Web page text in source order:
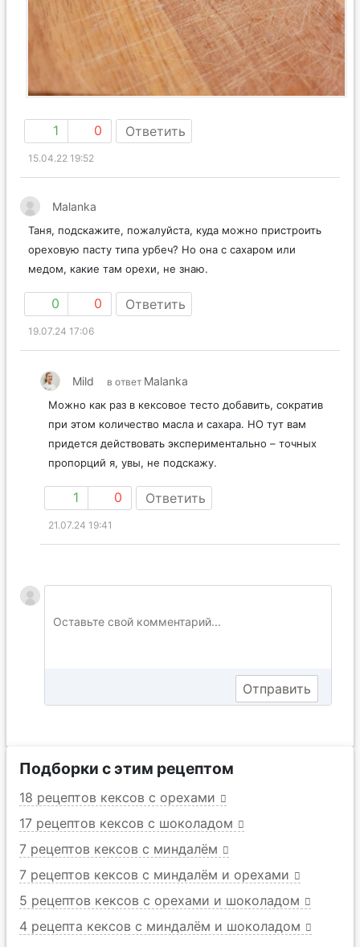
1 0 Ответить
15.04.22 19:52
Malanka
Таня, подскажите, пожалуйста, куда можно пристроить
ореховую пасту типа урбеч? Но она с сахаром или
медом, какие там орехи, не знаю.
0 0 Ответить
19.07.24 17:06
Mild в ответ Malanka
Можно как раз в кексовое тесто добавить, сократив
при этом количество масла и сахара. НО тут вам
придется действовать экспериментально – точных
пропорций я, увы, не подскажу.
1 0 Ответить
21.07.24 19:41
Подборки с этим рецептом
18 рецептов кексов с орехами
17 рецептов кексов с шоколадом
7 рецептов кексов с миндалём
7 рецептов кексов с миндалём и орехами
5 рецептов кексов с орехами и шоколадом
4 рецепта кексов с миндалём и шоколадом